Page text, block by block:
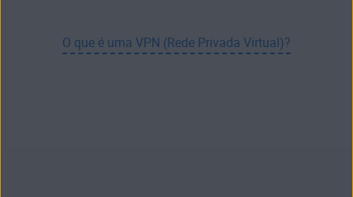
O que é uma VPN (Rede Privada Virtual)?